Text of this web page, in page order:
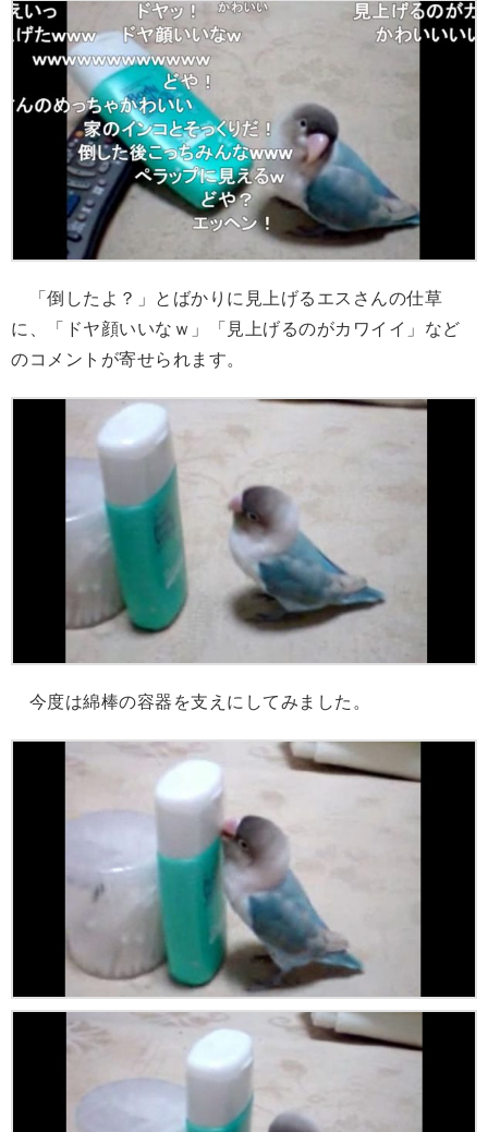
「倒したよ？」とばかりに見上げるエスさんの仕草
に、「ドヤ顔いいなｗ」「見上げるのがカワイイ」など
のコメントが寄せられます。
今度は綿棒の容器を支えにしてみました。